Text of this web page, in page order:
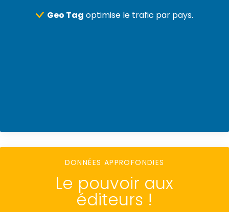
Geo Tag optimise le trafic par pays.
DONNÉES APPROFONDIES
Le pouvoir aux
éditeurs !